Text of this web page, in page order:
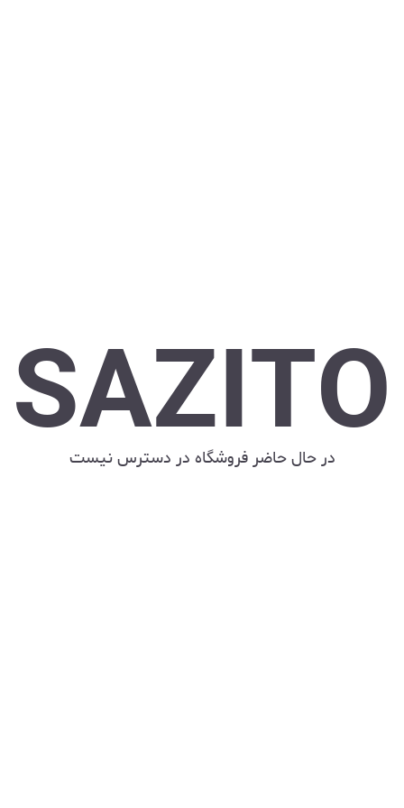
SAZITO
در حال حاضر فروشگاه در دسترس نیست